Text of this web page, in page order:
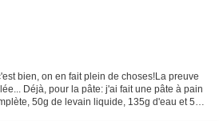
bien, on en fait plein de choses!La preuve
Déjà, pour la pâte: j'ai fait une pâte à pain
50g de levain liquide, 135g d'eau et 5g